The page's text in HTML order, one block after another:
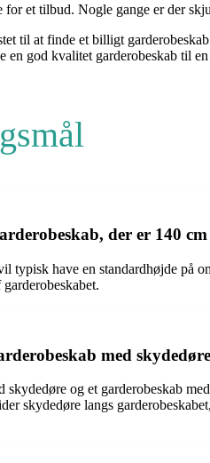
et tilbud. Nogle gange er der
til at finde et billigt
en god kvalitet garderobeskab til
der er 140
typisk have en standardhøjde på
med
skydedøre og et garderobeskab
skydedøre langs